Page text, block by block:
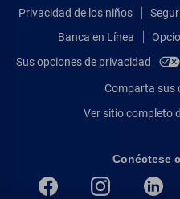
Privacidad de los niños
Banca en Línea
Sus opciones de privacidad
Ver sitio completo
Conéctese